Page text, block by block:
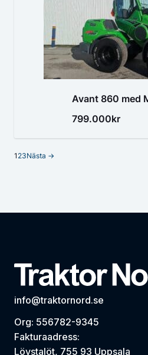
Avant 860 med
799.000kr
1 23Nästa →
info@traktornord.se
Org: 556782-9345
Fakturaadress:
Lövstalöt, 755 93 Uppsala